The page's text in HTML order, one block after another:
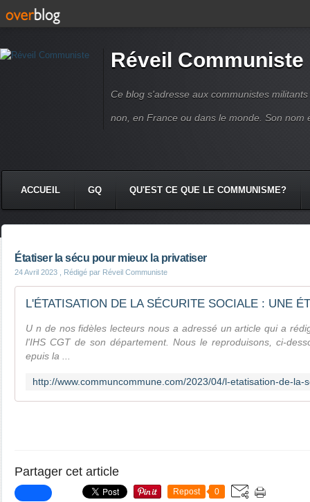
Réveil Communiste
Ce blog s'adresse aux communistes
non, en France ou dans le monde. Son nom
ACCUEIL GQ QU'EST CE QUE LE COMMUNISME?
Étatiser la sécu pour mieux la privatiser
24 Avril 2023 , Rédigé par Réveil Communiste
U n de nos fidèles lecteurs nous a adressé un article qui a
l'IHS CGT de son département. Nous le reproduisons, ci-
epuis la ...
Partager cet article
Repost 0